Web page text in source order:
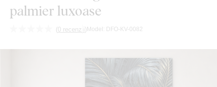
palmier luxoase
(0 recenzii) Model: DFO-KV-0082